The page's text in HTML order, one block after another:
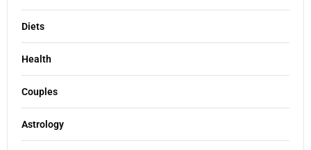
Diets
Health
Couples
Astrology